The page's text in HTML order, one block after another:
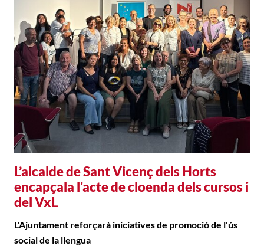
L’alcalde de Sant Vicenç dels Horts
encapçala l'acte de cloenda dels cursos i
del VxL
L'Ajuntament reforçarà iniciatives de promoció de l'ús
social de la llengua